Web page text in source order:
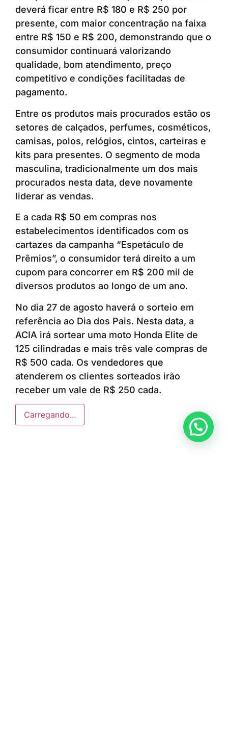
deverá ficar entre R$ 180 e R$ 250 por
presente, com maior concentração na faixa
entre R$ 150 e R$ 200, demonstrando que o
consumidor continuará valorizando
qualidade, bom atendimento, preço
competitivo e condições facilitadas de
pagamento.
Entre os produtos mais procurados estão os
setores de calçados, perfumes, cosméticos,
camisas, polos, relógios, cintos, carteiras e
kits para presentes. O segmento de moda
masculina, tradicionalmente um dos mais
procurados nesta data, deve novamente
liderar as vendas.
E a cada R$ 50 em compras nos
estabelecimentos identificados com os
cartazes da campanha “Espetáculo de
Prêmios”, o consumidor terá direito a um
cupom para concorrer em R$ 200 mil de
diversos produtos ao longo de um ano.
No dia 27 de agosto haverá o sorteio em
referência ao Dia dos Pais. Nesta data, a
ACIA irá sortear uma moto Honda Elite de
125 cilindradas e mais três vale compras de
R$ 500 cada. Os vendedores que
atenderem os clientes sorteados irão
receber um vale de R$ 250 cada.
Carregando...
Anunciar ou recomendar matéria